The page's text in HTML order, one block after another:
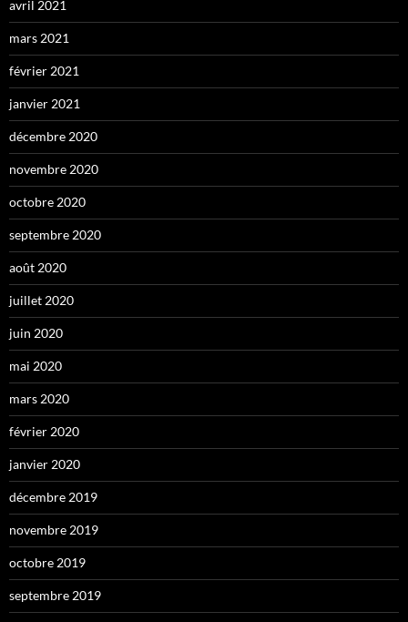
avril 2021
mars 2021
février 2021
janvier 2021
décembre 2020
novembre 2020
octobre 2020
septembre 2020
août 2020
juillet 2020
juin 2020
mai 2020
mars 2020
février 2020
janvier 2020
décembre 2019
novembre 2019
octobre 2019
septembre 2019